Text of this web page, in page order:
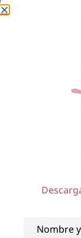
Para el
piloto
déjalos
horno
bajito,
horno
a su